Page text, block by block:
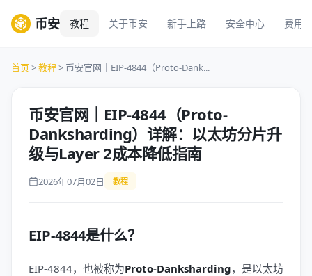
币安 教程 关于币安 新手上路 安全中心 费用
首页>教程> 币安官网｜EIP-4844（Proto-Dank...
币安官网｜EIP-4844（Proto-
Danksharding）详解：以太坊分片升
级与Layer 2成本降低指南
2026年07月02日 教程
EIP-4844是什么？
EIP-4844，也被称为Proto-Danksharding，是以太坊